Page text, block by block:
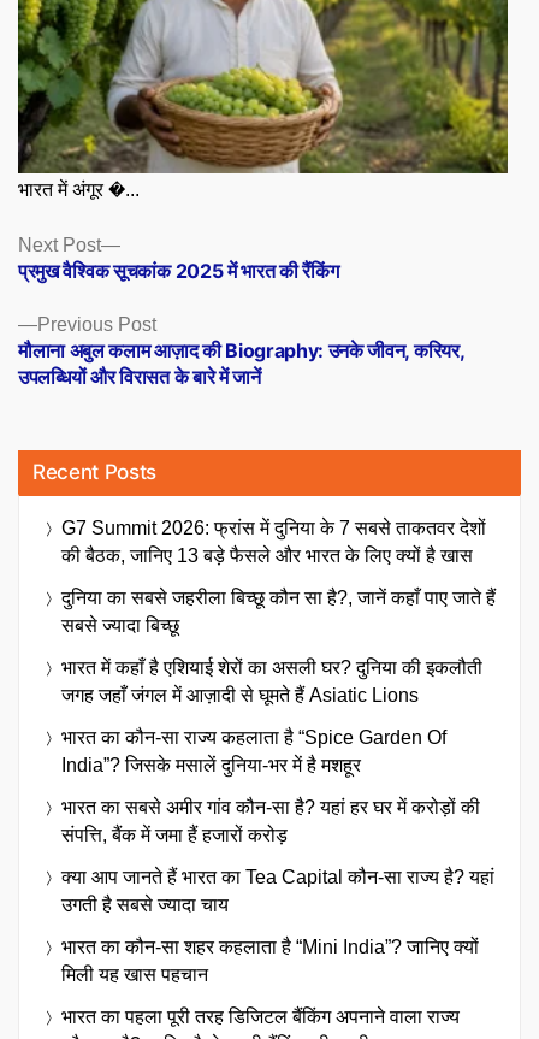
भारत में अंगूर �...
Posts
navigation
Previous PostPrevious
post:
मौलाना अबुल कलाम आज़ाद की Biography: उनके जीवन, करियर,
उपलब्धियों और विरासत के बारे में जानें
Next Post
Next
post:
प्रमुख वैश्विक सूचकांक 2025 में भारत की रैंकिंग
Recent Posts
G7 Summit 2026: फ्रांस में दुनिया के 7 सबसे ताकतवर देशों
की बैठक, जानिए 13 बड़े फैसले और भारत के लिए क्यों है खास
दुनिया का सबसे जहरीला बिच्छू कौन सा है?, जानें कहाँ पाए जाते हैं
सबसे ज्यादा बिच्छू
भारत में कहाँ है एशियाई शेरों का असली घर? दुनिया की इकलौती
जगह जहाँ जंगल में आज़ादी से घूमते हैं Asiatic Lions
भारत का कौन-सा राज्य कहलाता है “Spice Garden Of
India”? जिसके मसालें दुनिया-भर में है मशहूर
भारत का सबसे अमीर गांव कौन-सा है? यहां हर घर में करोड़ों की
संपत्ति, बैंक में जमा हैं हजारों करोड़
क्या आप जानते हैं भारत का Tea Capital कौन-सा राज्य है? यहां
उगती है सबसे ज्यादा चाय
भारत का कौन-सा शहर कहलाता है “Mini India”? जानिए क्यों
मिली यह खास पहचान
भारत का पहला पूरी तरह डिजिटल बैंकिंग अपनाने वाला राज्य